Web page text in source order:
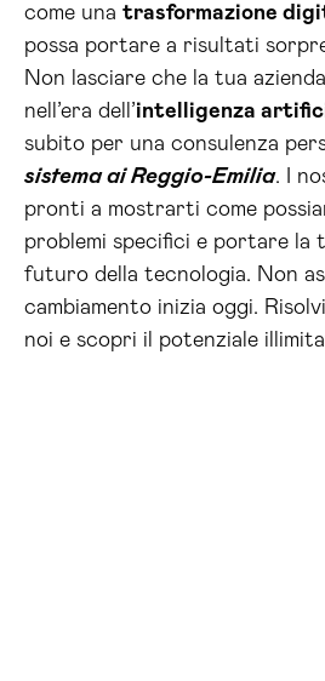
come una trasformazione
possa portare a risultati
Non lasciare che la tua
nell’era dell’intelligenza
subito per una consulenza
sistema ai Reggio-Emilia. I
pronti a mostrarti come
problemi specifici e portare la
futuro della tecnologia. Non
cambiamento inizia oggi.
noi e scopri il potenziale